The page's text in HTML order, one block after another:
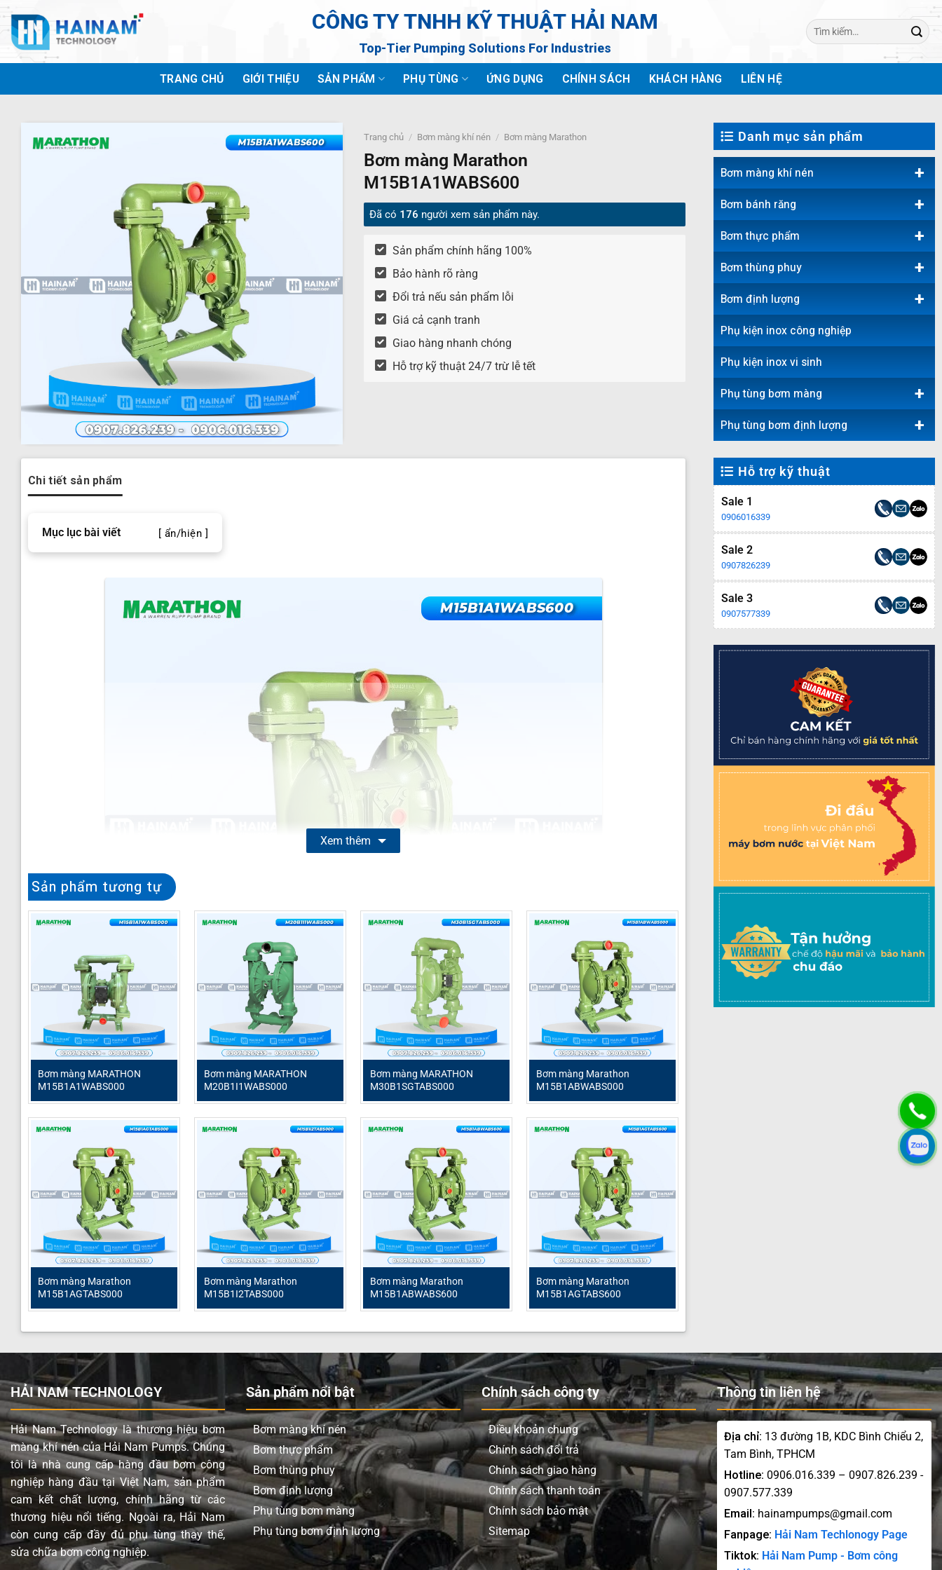
Bỏ
qua
nội
dung
CÔNG TY TNHH KỸ THUẬT HẢI NAM
Top-Tier Pumping Solutions For Industries
Tìm
kiếm:
TRANG CHỦ GIỚI THIỆU SẢN PHẨM PHỤ TÙNG ỨNG DỤNG CHÍNH SÁCH KHÁCH HÀNG LIÊN HỆ
Danh mục sản phẩm
Bơm màng khí nén +
Bơm bánh răng +
Bơm thực phẩm +
Bơm thùng phuy +
Bơm định lượng +
Phụ kiện inox công nghiệp
Phụ kiện inox vi sinh
Phụ tùng bơm màng +
Phụ tùng bơm định lượng +
Hỗ trợ kỹ thuật
Sale 1
0906016339
Sale 2
0907826239
Sale 3
0907577339
Trang chủ / Bơm màng khí nén / Bơm màng Marathon
Bơm màng Marathon
M15B1A1WABS600
Đã có 176 người xem sản phẩm này.
Sản phẩm chính hãng 100%
Bảo hành rõ ràng
Đổi trả nếu sản phẩm lỗi
Giá cả cạnh tranh
Giao hàng nhanh chóng
Hỗ trợ kỹ thuật 24/7 trừ lễ tết
Chi tiết sản phẩm
Mục lục bài viết [ ẩn/hiện ]
nhiều ngành công nghiệp. Với khả năng xử lý đa dạng các loại chất lỏng, từ hóa chất ăn mòn đến thực phẩm nhạy cảm, model này
khẳng định vị thế là một lựa chọn đáng tin cậy cho doanh nghiệp. Sản phẩm nổi bật với cấu trúc bền vững từ nhôm và vật liệu
màng Santoprene chất lượng cao, mang lại độ bền và hiệu suất hoạt động ổn định trong môi trường làm việc khắc nghiệt.
Marathon M15B1A1WABS600 được chế tạo để tối ưu hóa quy trình vận chuyển chất lỏng, giảm thiểu thời gian ngừng máy và chi
phí bảo trì. Bơm hoạt động dựa trên nguyên lý khí nén, đảm bảo an toàn cao khi làm việc với các chất dễ cháy nổ hoặc trong môi
trường yêu cầu tiêu chuẩn vệ sinh nghiêm ngặt. Đây là giải pháp lý tưởng cho các ứng dụng cần sự chính xác, độ bền và khả năng
tương thích vật liệu vượt trội.
Thông số kỹ thuật Marathon M15B1A1WABS600
Tên sản phẩm Bơm màng MarathonM15B1A1WABS600
Model
Marathon M15B1A1WABS600
Loại bơm
Bơm màng khí nén
Thương hiệu
Marathon
Vật liệu thân bơm
Nhôm
Vật liệu phần trung tâm
Nhôm
Vật liệu màng
Santoprene
Vật liệu bi
Santoprene
Vật liệu đế bi
Polyethylene
Lưu lượng tối đa
401 lít/phút
Áp lực tối đa
8.6 bar
Đường cấp khí
3/4” (Kết nối ren)
Xem thêm
Sản phẩm tương tự
Bơm màng MARATHON
M15B1A1WABS000
Bơm màng MARATHON
M20B1I1WABS000
Bơm màng MARATHON
M30B1SGTABS000
Bơm màng Marathon
M15B1ABWABS000
Bơm màng Marathon
M15B1AGTABS000
Bơm màng Marathon
M15B1I2TABS000
Bơm màng Marathon
M15B1ABWABS600
Bơm màng Marathon
M15B1AGTABS600
HẢI NAM TECHNOLOGY
Hải Nam Technology là thương hiệu bơm
màng khí nén của Hải Nam Pumps. Chúng
tôi là nhà cung cấp hàng đầu bơm công
nghiệp hàng đầu tại Việt Nam, sản phẩm
cam kết chất lượng, chính hãng từ các
thương hiệu nổi tiếng. Ngoài ra, Hải Nam
còn cung cấp đầy đủ phụ tùng thay thế,
sửa chữa bơm công nghiệp.
Sản phẩm nổi bật
Bơm màng khí nén
Bơm thực phẩm
Bơm thùng phuy
Bơm định lượng
Phụ tùng bơm màng
Phụ tùng bơm định lượng
Chính sách công ty
Điều khoản chung
Chính sách đổi trả
Chính sách giao hàng
Chính sách thanh toán
Chính sách bảo mật
Sitemap
Thông tin liên hệ
Địa chỉ: 13 đường 1B, KDC Bình Chiểu 2,
Tam Bình, TPHCM
Hotline: 0906.016.339 – 0907.826.239 -
0907.577.339
Email: hainampumps@gmail.com
Fanpage: Hải Nam Techlonogy Page
Tiktok: Hải Nam Pump - Bơm công